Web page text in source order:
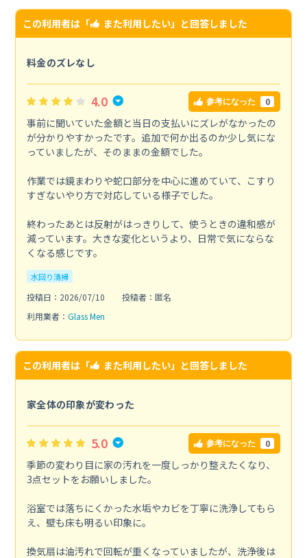
この利用者は「 また利用したい」と回答しました
料金のズレなし
4.0 参考になった 0
事前に聞いていた金額と当日の支払いにズレがなかったの
が分かりやすかったです。追加で何か出るのか少し気にな
っていましたが、そのままの金額でした。
作業では鏡まわりや蛇口部分を中心に進めていて、こすり
すぎないやり方で対応している様子でした。
終わったあとは反射がはっきりして、使うときの違和感が
減っています。大きな変化というより、日常で気にならな
くなる感じです。
水回り清掃
投稿日：2026/07/10
投稿者：匿名
利用業者： Glass Men
この利用者は「 また利用したい」と回答しました
家全体の印象が変わった
5.0 参考になった 0
季節の変わり目に家の汚れを一度しっかり整えたくなり、
3点セットをお願いしました。
浴室では落ちにくかった水垢やカビを丁寧に洗浄してもら
え、壁も床も明るい印象に。
換気扇は油汚れで回転が重くなっていましたが、洗浄後は